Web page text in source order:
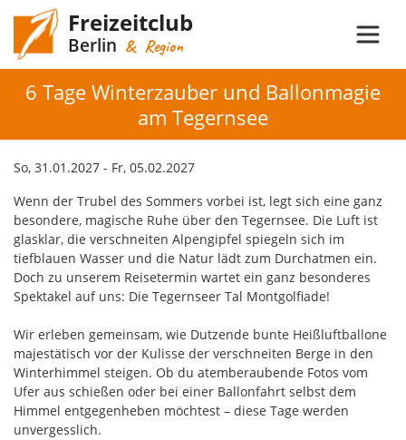
Freizeitclub
Berlin & Region
6 Tage Winterzauber und Ballonmagie
am Tegernsee
So, 31.01.2027 - Fr, 05.02.2027
Wenn der Trubel des Sommers vorbei ist, legt sich eine ganz
besondere, magische Ruhe über den Tegernsee. Die Luft ist
glasklar, die verschneiten Alpengipfel spiegeln sich im
tiefblauen Wasser und die Natur lädt zum Durchatmen ein.
Doch zu unserem Reisetermin wartet ein ganz besonderes
Spektakel auf uns: Die Tegernseer Tal Montgolfiade!
Wir erleben gemeinsam, wie Dutzende bunte Heißluftballone
majestätisch vor der Kulisse der verschneiten Berge in den
Winterhimmel steigen. Ob du atemberaubende Fotos vom
Ufer aus schießen oder bei einer Ballonfahrt selbst dem
Himmel entgegenheben möchtest – diese Tage werden
unvergesslich.